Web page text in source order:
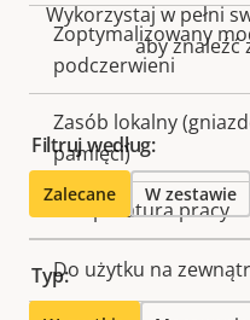
Zoptymalizowany
podczerwieni
Zasób lokalny
pamięci)
Temperatura pracy
Do użytku na
Wykorzystaj w pełni
aby znaleźć
Filtruj według:
Zalecane W zestawie
Typ: